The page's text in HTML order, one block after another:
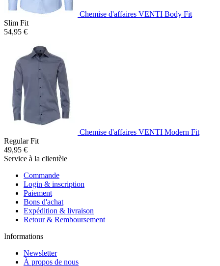
Chemise d'affaires VENTI Body Fit
Slim Fit
54,95 €
Chemise d'affaires VENTI Modern Fit
Regular Fit
49,95 €
Service à la clientèle
Commande
Login & inscription
Paiement
Bons d'achat
Expédition & livraison
Retour & Remboursement
Informations
Newsletter
À propos de nous